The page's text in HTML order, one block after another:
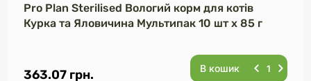
Pro Plan Sterilised Вологий корм для котів
Курка та Яловичина Мультипак 10 шт х 85 г
363.07 грн. В кошик